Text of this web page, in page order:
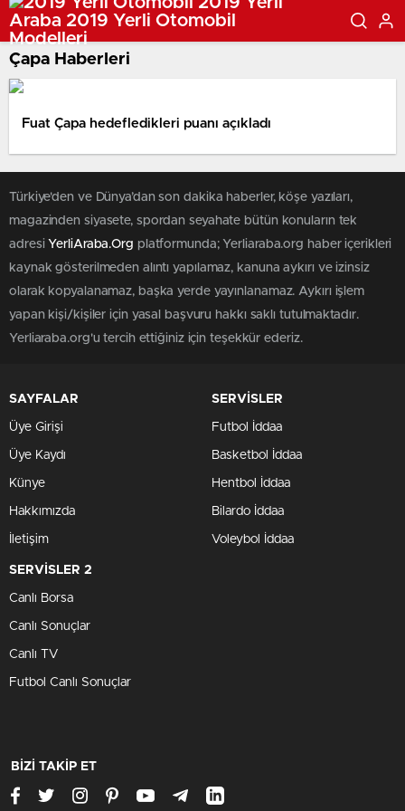
Çapa Haberleri
Fuat Çapa hedefledikleri puanı açıkladı
Türkiye'den ve Dünya’dan son dakika haberler, köşe yazıları,
magazinden siyasete, spordan seyahate bütün konuların tek
adresi YerliAraba.Org platformunda; Yerliaraba.org haber içerikleri
kaynak gösterilmeden alıntı yapılamaz, kanuna aykırı ve izinsiz
olarak kopyalanamaz, başka yerde yayınlanamaz. Aykırı işlem
yapan kişi/kişiler için yasal başvuru hakkı saklı tutulmaktadır.
Yerliaraba.org'u tercih ettiğiniz için teşekkür ederiz.
SAYFALAR
Üye Girişi
Üye Kaydı
Künye
Hakkımızda
İletişim
SERVİSLER
Futbol İddaa
Basketbol İddaa
Hentbol İddaa
Bilardo İddaa
Voleybol İddaa
SERVİSLER 2
Canlı Borsa
Canlı Sonuçlar
Canlı TV
Futbol Canlı Sonuçlar
BİZİ TAKİP ET